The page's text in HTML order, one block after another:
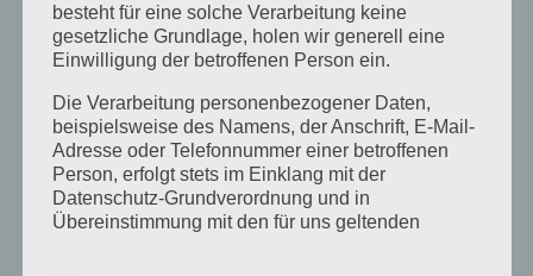
Neuroplastizität
Dieses Tagesseminar dient unter anderem der
wirksamen Entmachtung des JoJo-Effekts und dem
dauerhaft-stabilen Erhalt erreichter Ziele.Ohne
„Bedienungsanleitung“ für Neuroplastizität und
Belohnungsgedächtnis im Gehirn sind dauerhafte
bleibende Gewichtserfolge so gut wie unmöglich!
besteht für eine solche Verarbeitung keine
gesetzliche Grundlage, holen wir generell eine
Einwilligung der betroffenen Person ein.
Die Verarbeitung personenbezogener Daten,
beispielsweise des Namens, der Anschrift, E-Mail-
Adresse oder Telefonnummer einer betroffenen
Person, erfolgt stets im Einklang mit der
Datenschutz-Grundverordnung und in
Übereinstimmung mit den für uns geltenden